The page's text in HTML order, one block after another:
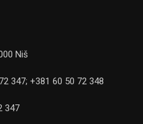
Niš
347; +381 60 50 72 348
347